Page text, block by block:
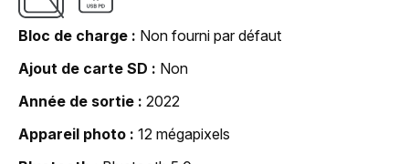
Bloc de charge
Non fourni par défaut
Ajout de carte SD
Non
Année de sortie
2022
Appareil photo
12 mégapixels